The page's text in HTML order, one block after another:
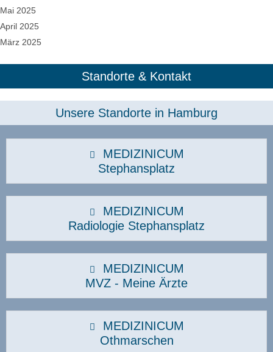
Mai 2025
April 2025
März 2025
Standorte & Kontakt
Unsere Standorte in Hamburg​
MEDIZINICUM
Stephansplatz
MEDIZINICUM
Radiologie Stephansplatz
MEDIZINICUM
MVZ - Meine Ärzte
MEDIZINICUM
Othmarschen